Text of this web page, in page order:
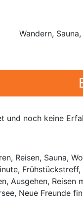
Wandern,
und noch keine
Reisen, Sauna,
Ausgehen, Reisen
Neue Freunde